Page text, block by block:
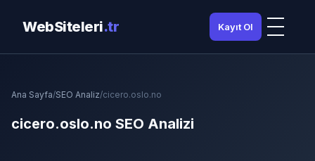
WebSiteleri.tr Kayıt Ol
Ana Sayfa/SEO Analiz/cicero.oslo.no
cicero.oslo.no SEO Analizi